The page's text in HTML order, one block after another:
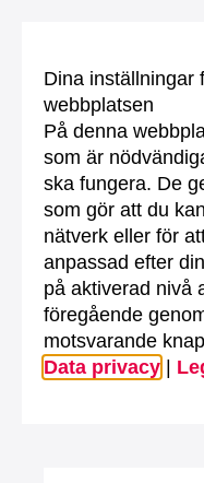
Dina inställningar
webbplatsen
På denna
som är
ska fungera. De
som gör att du
nätverk eller för
anpassad efter
på aktiverad nivå
föregående
motsvarande
Data privacy